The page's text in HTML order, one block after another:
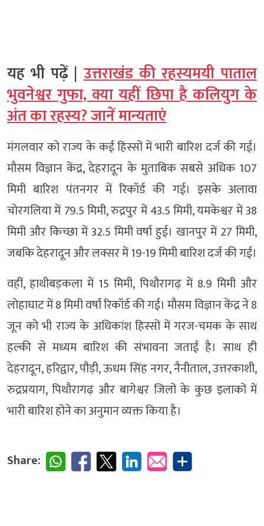
यह भी पढ़ें |उत्तराखंड की रहस्यमयी पाताल
भुवनेश्वर गुफा, क्या यहीं छिपा है कलियुग के
अंत का रहस्य? जानें मान्यताएं
मंगलवार को राज्य के कई हिस्सों में भारी बारिश दर्ज की गई।
मौसम विज्ञान केंद्र, देहरादून के मुताबिक सबसे अधिक 107
मिमी बारिश पंतनगर में रिकॉर्ड की गई। इसके अलावा
चोरगलिया में 79.5 मिमी, रुद्रपुर में 43.5 मिमी, यमकेश्वर में 38
मिमी और किच्छा में 32.5 मिमी वर्षा हुई। खानपुर में 27 मिमी,
जबकि देहरादून और लक्सर में 19-19 मिमी बारिश दर्ज की गई।
वहीं, हाथीबड़कला में 15 मिमी, पिथौरागढ़ में 8.9 मिमी और
लोहाघाट में 8 मिमी वर्षा रिकॉर्ड की गई। मौसम विज्ञान केंद्र ने 8
जून को भी राज्य के अधिकांश हिस्सों में गरज-चमक के साथ
हल्की से मध्यम बारिश की संभावना जताई है। साथ ही
देहरादून, हरिद्वार, पौड़ी, ऊधम सिंह नगर, नैनीताल, उत्तरकाशी,
रुद्रप्रयाग, पिथौरागढ़ और बागेश्वर जिलों के कुछ इलाकों में
भारी बारिश होने का अनुमान व्यक्त किया है।
Share: